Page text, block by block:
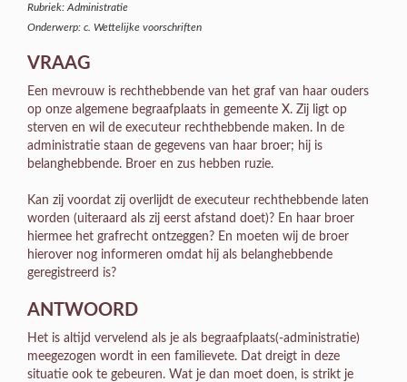
Rubriek: Administratie
Onderwerp: c. Wettelijke voorschriften
VRAAG
Een mevrouw is rechthebbende van het graf van haar ouders
op onze algemene begraafplaats in gemeente X. Zij ligt op
sterven en wil de executeur rechthebbende maken. In de
administratie staan de gegevens van haar broer; hij is
belanghebbende. Broer en zus hebben ruzie.
Kan zij voordat zij overlijdt de executeur rechthebbende laten
worden (uiteraard als zij eerst afstand doet)? En haar broer
hiermee het grafrecht ontzeggen? En moeten wij de broer
hierover nog informeren omdat hij als belanghebbende
geregistreerd is?
ANTWOORD
Het is altijd vervelend als je als begraafplaats(-administratie)
meegezogen wordt in een familievete. Dat dreigt in deze
situatie ook te gebeuren. Wat je dan moet doen, is strikt je